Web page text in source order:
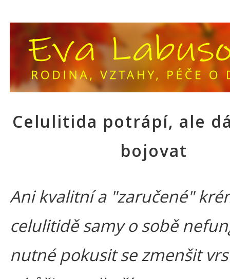
Celulitida potrápí, ale
bojovat
Ani kvalitní a "zaručené"
celulitidě samy o sobě
nutné pokusit se zmenšit